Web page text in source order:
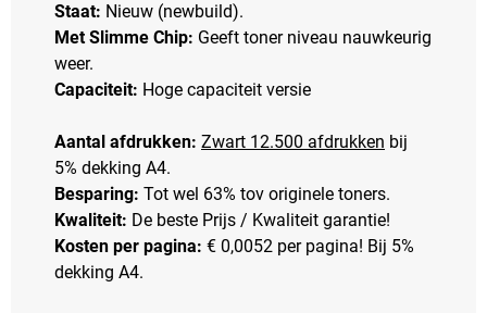
Staat: Nieuw (newbuild).
Met Slimme Chip: Geeft toner niveau nauwkeurig
weer.
Capaciteit: Hoge capaciteit versie
Aantal afdrukken: Zwart 12.500 afdrukken bij
5% dekking A4.
Besparing: Tot wel 63% tov originele toners.
Kwaliteit: De beste Prijs / Kwaliteit garantie!
Kosten per pagina: € 0,0052 per pagina! Bij 5%
dekking A4.